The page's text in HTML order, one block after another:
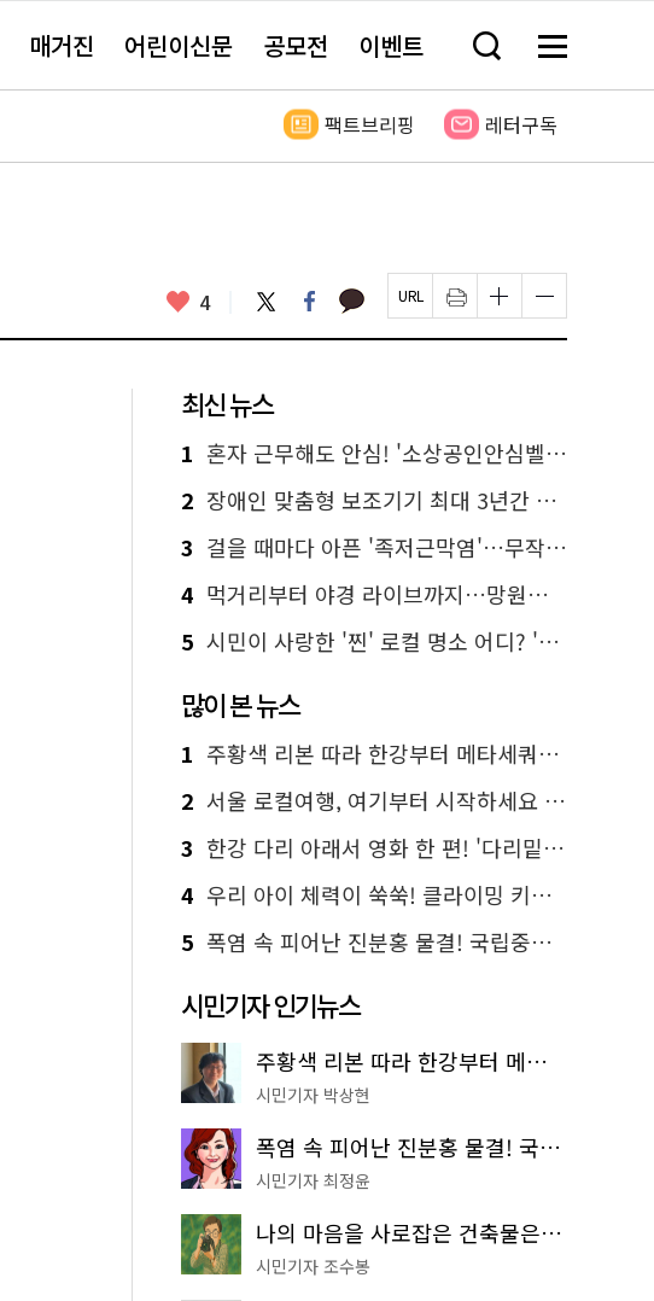
매거진 어린이신문 공모전 이벤트 검
창
기
메
전
보
팩트브리핑 레터구독
좋
요
4 트
위
터
페
이
스
카
카 페
이
지
인
쇄
하
글
자
크
하
기
글
자
크
하
기
최신 뉴스
1 혼자 근무해도 안심! '소상공인안심벨' 신청하세요
2 장애인 맞춤형 보조기기 최대 3년간 무상 대여…삶의 질 높인다
3 걸을 때마다 아픈 '족저근막염'…무작정 참지 말고 '이것' 해보세요!
4 먹거리부터 야경 라이브까지…망원한강공원 알짜 코스
5 시민이 사랑한 '찐' 로컬 명소 어디? '서울에디션25' 추천 코스
많이 본 뉴스
1 주황색 리본 따라 한강부터 메타세쿼이아 숲길까지…서울둘레길 15코스
2 서울 로컬여행, 여기부터 시작하세요 '서울에디션25'
3 한강 다리 아래서 영화 한 편! '다리밑 영화관' 무료 상영
4 우리 아이 체력이 쑥쑥! 클라이밍 키즈카페·어린이 체력장
5 폭염 속 피어난 진분홍 물결! 국립중앙박물관 배롱나무 명소
시민기자 인기뉴스
주황색 리본 따라 한강부터 메타세쿼이아 숲길까지…서울둘레길 15코스
시민기자 박상현
폭염 속 피어난 진분홍 물결! 국립중앙박물관 배롱나무 명소
시민기자 최정윤
나의 마음을 사로잡은 건축물은? '서울시 건축상' 수상작 공개!
시민기자 조수봉